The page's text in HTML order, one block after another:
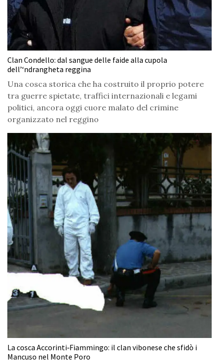
Clan Condello: dal sangue delle faide alla cupola
dell’‘ndrangheta reggina
Una cosca storica che ha costruito il proprio potere
tra guerre spietate, traffici internazionali e legami
politici, ancora oggi cuore malato del crimine
organizzato nel reggino
La cosca Accorinti‑Fiammingo: il clan vibonese che sfidò i
Mancuso nel Monte Poro